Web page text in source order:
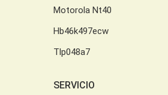
Motorola Nt40
Hb46k497ecw
Tlp048a7
SERVICIO